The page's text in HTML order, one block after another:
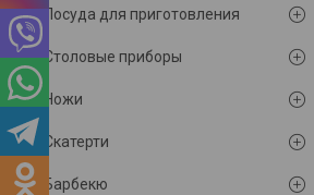
Посуда для приготовления
Столовые приборы
Ножи
Скатерти
Барбекю